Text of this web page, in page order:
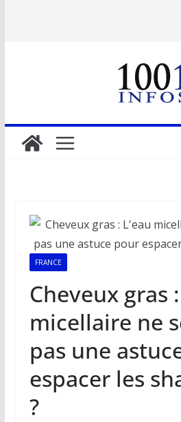
FRANCE
Cheveux gras :
micellaire ne
pas une
espacer les
?